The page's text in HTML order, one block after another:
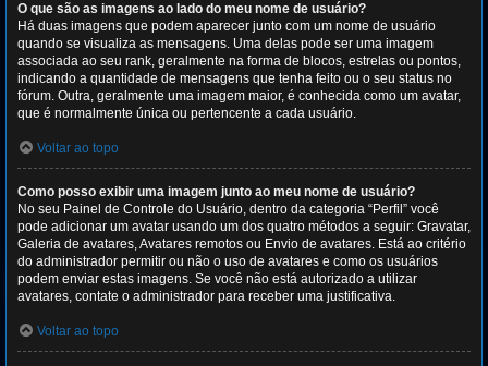
O que são as imagens ao lado do meu nome de usuário?
Há duas imagens que podem aparecer junto com um nome de usuário
quando se visualiza as mensagens. Uma delas pode ser uma imagem
associada ao seu rank, geralmente na forma de blocos, estrelas ou pontos,
indicando a quantidade de mensagens que tenha feito ou o seu status no
fórum. Outra, geralmente uma imagem maior, é conhecida como um avatar,
que é normalmente única ou pertencente a cada usuário.
Voltar ao topo
Como posso exibir uma imagem junto ao meu nome de usuário?
No seu Painel de Controle do Usuário, dentro da categoria “Perfil” você
pode adicionar um avatar usando um dos quatro métodos a seguir: Gravatar,
Galeria de avatares, Avatares remotos ou Envio de avatares. Está ao critério
do administrador permitir ou não o uso de avatares e como os usuários
podem enviar estas imagens. Se você não está autorizado a utilizar
avatares, contate o administrador para receber uma justificativa.
Voltar ao topo